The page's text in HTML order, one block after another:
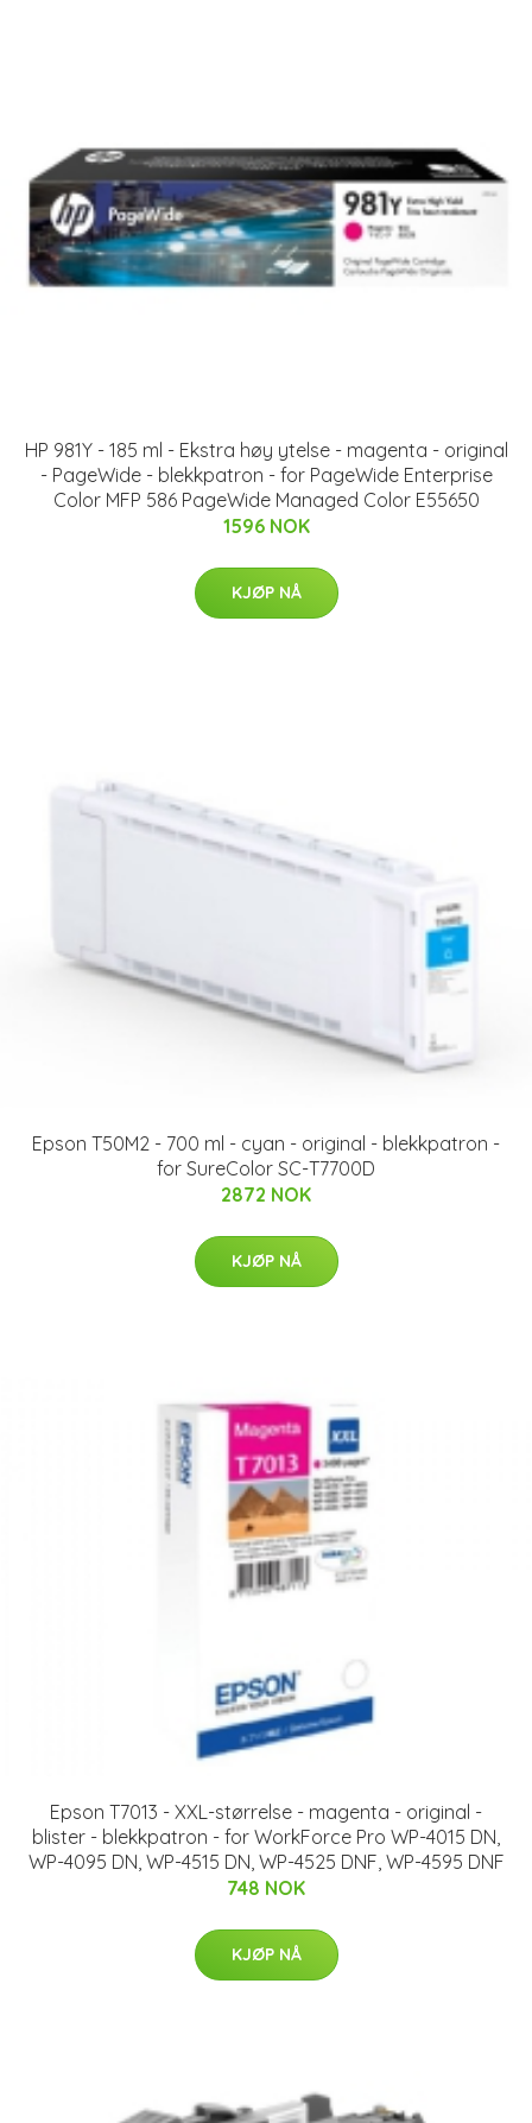
HP 981Y - 185 ml - Ekstra høy ytelse - magenta - original
- PageWide - blekkpatron - for PageWide Enterprise
Color MFP 586 PageWide Managed Color E55650
1596 NOK
KJØP NÅ
Epson T50M2 - 700 ml - cyan - original - blekkpatron -
for SureColor SC-T7700D
2872 NOK
KJØP NÅ
Epson T7013 - XXL-størrelse - magenta - original -
blister - blekkpatron - for WorkForce Pro WP-4015 DN,
WP-4095 DN, WP-4515 DN, WP-4525 DNF, WP-4595 DNF
748 NOK
KJØP NÅ